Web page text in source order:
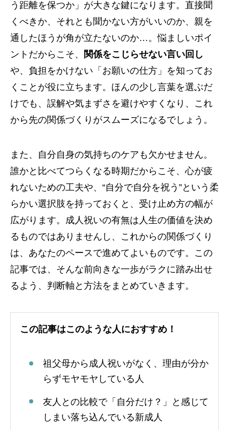
う距離を保つか」が大きな鍵になります。直接聞
くべきか、それとも聞かない方がいいのか、親を
通したほうが角が立たないのか…。悩ましいポイ
ントだからこそ、 関係をこじらせない言い回し
や、負担をかけない「お願いの仕方」を知ってお
くことが役に立ちます。ほんの少し言葉を選ぶだ
けでも、誤解や気まずさを避けやすくなり、これ
から先の関係づくりがスムーズになるでしょう。
また、自分自身の気持ちのケアも欠かせません。
誰かと比べてつらくなる時期だからこそ、心が疲
れないための工夫や、“自分で自分を祝う”という柔
らかい選択肢を持っておくと、受け止め方の幅が
広がります。成人祝いの有無は人生の価値を決め
るものではありませんし、これからの関係づくり
は、あなたのペースで進めてよいものです。この
記事では、そんな前向きな一歩がラクに踏み出せ
るよう、判断軸と方法をまとめていきます。
この記事はこのような人におすすめ！
祖父母から成人祝いがなく、理由が分か
らずモヤモヤしている人
友人との比較で「自分だけ？」と感じて
しまい落ち込んでいる新成人